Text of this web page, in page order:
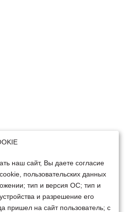
наш сайт, Вы даете согласие
пользовательских данных
тип и версия ОС; тип и
и разрешение его
пришел на сайт пользователь; с